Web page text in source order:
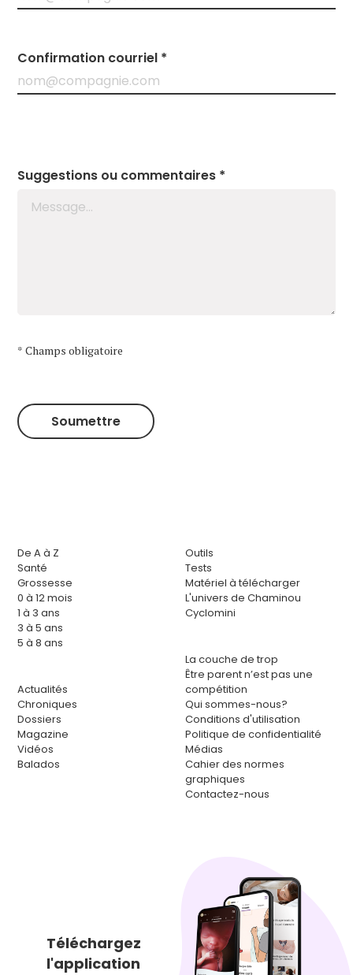
Confirmation courriel *
Suggestions ou commentaires *
* Champs obligatoire
De A à Z
Santé
Grossesse
0 à 12 mois
1 à 3 ans
3 à 5 ans
5 à 8 ans
Actualités
Chroniques
Dossiers
Magazine
Vidéos
Balados
Outils
Tests
Matériel à télécharger
L'univers de Chaminou
Cyclomini
La couche de trop
Être parent n’est pas une
compétition
Qui sommes-nous?
Conditions d'utilisation
Politique de confidentialité
Médias
Cahier des normes
graphiques
Contactez-nous
Téléchargez
l'application